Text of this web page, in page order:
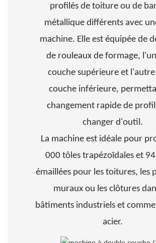
profilés de toiture ou de
métallique différents avec
machine. Elle est équipée de
de rouleaux de formage,
couche supérieure et l'autre
couche inférieure,
changement rapide de
changer d'outil.
La machine est idéale pour
000 tôles trapézoïdales et
émaillées pour les toitures, les
muraux ou les clôtures
bâtiments industriels et
acier.